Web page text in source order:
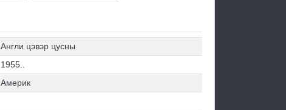
Англи цэвэр цусны
1955..
Америк